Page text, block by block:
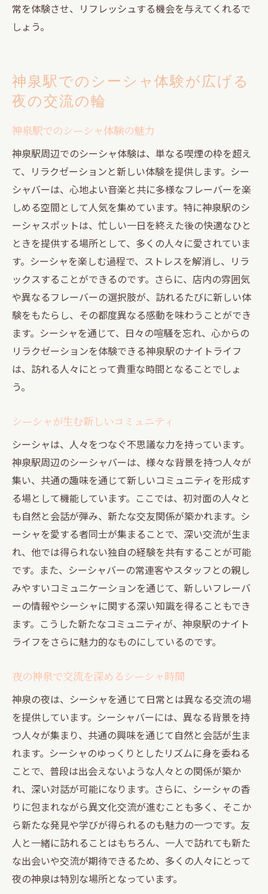
常を体験させ、リフレッシュする機会を与えてくれるで
しょう。
神泉駅でのシーシャ体験が広げる
夜の交流の輪
神泉駅でのシーシャ体験の魅力
神泉駅周辺でのシーシャ体験は、単なる喫煙の枠を超え
て、リラクゼーションと新しい体験を提供します。シー
シャバーは、心地よい音楽と共に多様なフレーバーを楽
しめる空間として人気を集めています。特に神泉駅のシ
ーシャスポットは、忙しい一日を終えた後の快適なひと
ときを提供する場所として、多くの人々に愛されていま
す。シーシャを楽しむ過程で、ストレスを解消し、リラ
ックスすることができるのです。さらに、店内の雰囲気
や異なるフレーバーの選択肢が、訪れるたびに新しい体
験をもたらし、その都度異なる感動を味わうことができ
ます。シーシャを通じて、日々の喧騒を忘れ、心からの
リラクゼーションを体験できる神泉駅のナイトライフ
は、訪れる人々にとって貴重な時間となることでしょ
う。
シーシャが生む新しいコミュニティ
シーシャは、人々をつなぐ不思議な力を持っています。
神泉駅周辺のシーシャバーは、様々な背景を持つ人々が
集い、共通の趣味を通じて新しいコミュニティを形成す
る場として機能しています。ここでは、初対面の人々と
も自然と会話が弾み、新たな交友関係が築かれます。シ
ーシャを愛する者同士が集まることで、深い交流が生ま
れ、他では得られない独自の経験を共有することが可能
です。また、シーシャバーの常連客やスタッフとの親し
みやすいコミュニケーションを通じて、新しいフレーバ
ーの情報やシーシャに関する深い知識を得ることもでき
ます。こうした新たなコミュニティが、神泉駅のナイト
ライフをさらに魅力的なものにしているのです。
夜の神泉で交流を深めるシーシャ時間
神泉の夜は、シーシャを通じて日常とは異なる交流の場
を提供しています。シーシャバーには、異なる背景を持
つ人々が集まり、共通の興味を通じて自然と会話が生ま
れます。シーシャのゆっくりとしたリズムに身を委ねる
ことで、普段は出会えないような人々との関係が築か
れ、深い対話が可能になります。さらに、シーシャの香
りに包まれながら異文化交流が進むことも多く、そこか
ら新たな発見や学びが得られるのも魅力の一つです。友
人と一緒に訪れることはもちろん、一人で訪れても新た
な出会いや交流が期待できるため、多くの人々にとって
夜の神泉は特別な場所となっています。